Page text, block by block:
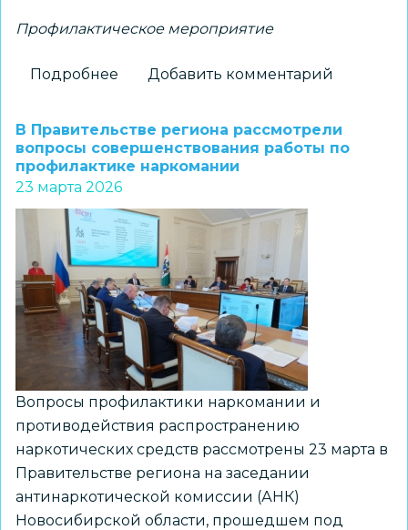
Профилактическое мероприятие
Подробнее
час
по
профилактике
противоправного
поведения
пройдет
во
всех
школах
региона
Добавить комментарий
В Правительстве региона рассмотрели
вопросы совершенствования работы по
профилактике наркомании
23 марта 2026
Вопросы профилактики наркомании и
противодействия распространению
наркотических средств рассмотрены 23 марта в
Правительстве региона на заседании
антинаркотической комиссии (АНК)
Новосибирской области, прошедшем под